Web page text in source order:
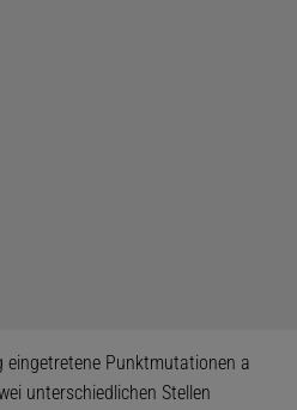
eingetretene Punktmutationen a
unterschiedlichen Stellen